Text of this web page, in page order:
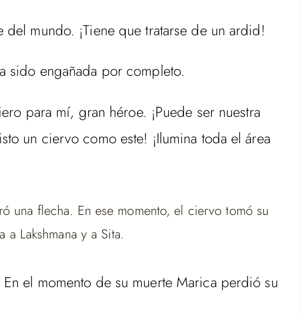
mundo. ¡Tiene que tratarse de un ardid!
sido engañada por completo.
para mí, gran héroe. ¡Puede ser nuestra
un ciervo como este! ¡Ilumina toda el área
una flecha. En ese momento, el ciervo tomó su
Lakshmana y a Sita.
el momento de su muerte Marica perdió su